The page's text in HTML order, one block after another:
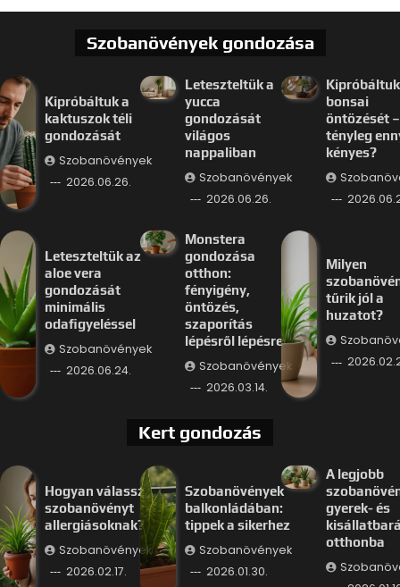
Szobanövények gondozása
Kipróbáltuk a
kaktuszok téli
gondozását
Szobanövények
2026.06.26.
Leteszteltük a
yucca
gondozását
világos
nappaliban
Szobanövények
2026.06.26.
bonsai
öntözését –
tényleg
kényes?
Leteszteltük az
aloe vera
gondozását
minimális
odafigyeléssel
Szobanövények
2026.06.24.
Monstera
gondozása
otthon:
fényigény,
öntözés,
szaporítás
lépésről lépésre
Szobanövények
2026.03.14.
Milyen
tűrik jól a
huzatot?
Kert gondozás
Hogyan válassz
szobanövényt
allergiásoknak?
Szobanövények
2026.02.17.
Szobanövények
balkonládában:
tippek a sikerhez
Szobanövények
2026.01.30.
A legjobb
gyerek- és
otthonba